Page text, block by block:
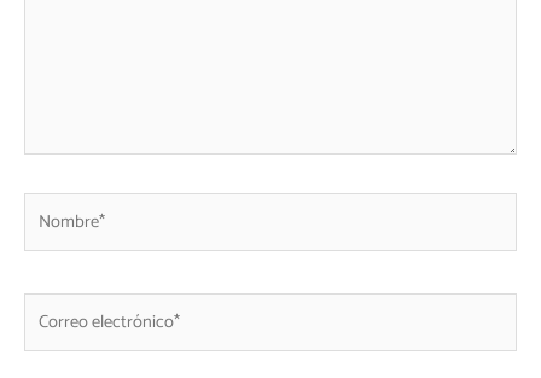
Nombre*
electrónico*